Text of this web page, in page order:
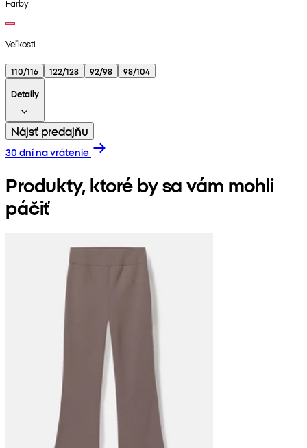
Farby
Veľkosti
110/116 122/128 92/98
98/104
Detaily
Nájsť predajňu
30 dní na vrátenie
Produkty, ktoré by sa vám mohli
páčiť